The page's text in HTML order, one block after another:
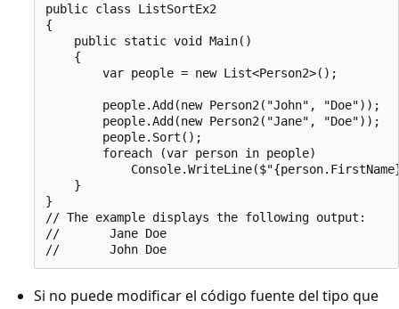
public class ListSortEx2
{
    public static void Main()
    {
        var people = new List<Person2>();
        people.Add(new Person2("John", "Doe"));
        people.Add(new Person2("Jane", "Doe"));
        people.Sort();
        foreach (var person in people)
    }
}
// The example displays the following output:
//       Jane Doe
Si no puede modificar el código fuente del tipo que